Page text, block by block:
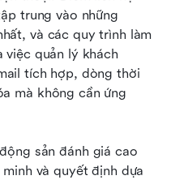
trung vào những
và các quy trình làm
việc quản lý khách
tích hợp, dòng thời
mà không cần ứng
sản đánh giá cao
và quyết định dựa